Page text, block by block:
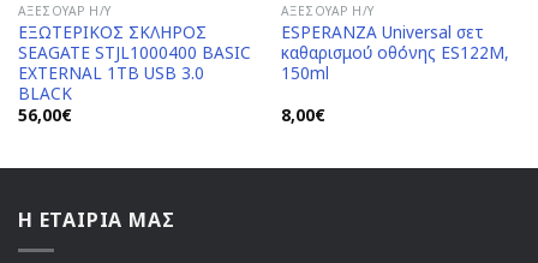
ΑΞΕΣΟΥΆΡ Η/Υ
ΕΞΩΤΕΡΙΚΟΣ ΣΚΛΗΡΟΣ
SEAGATE STJL1000400 BASIC
EXTERNAL 1TB USB 3.0
BLACK
56,00€
ΑΞΕΣΟΥΆΡ Η/Υ
ESPERANZA Universal σετ
καθαρισμού οθόνης ES122M,
150ml
8,00€
Η ΕΤΑΙΡΙΑ ΜΑΣ